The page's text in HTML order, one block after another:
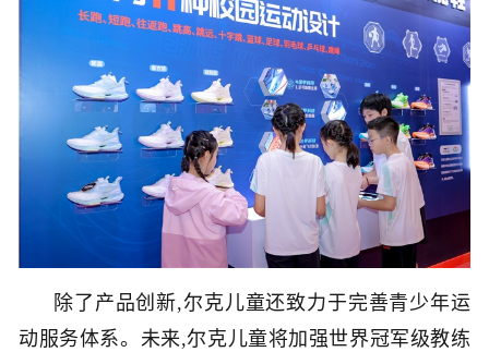
除了产品创新,尔克儿童还致力于完善青少年运
动服务体系。未来,尔克儿童将加强世界冠军级教练